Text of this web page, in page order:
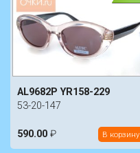
AL9682P YR158-229
53-20-147
590.00 ₽ В корзину